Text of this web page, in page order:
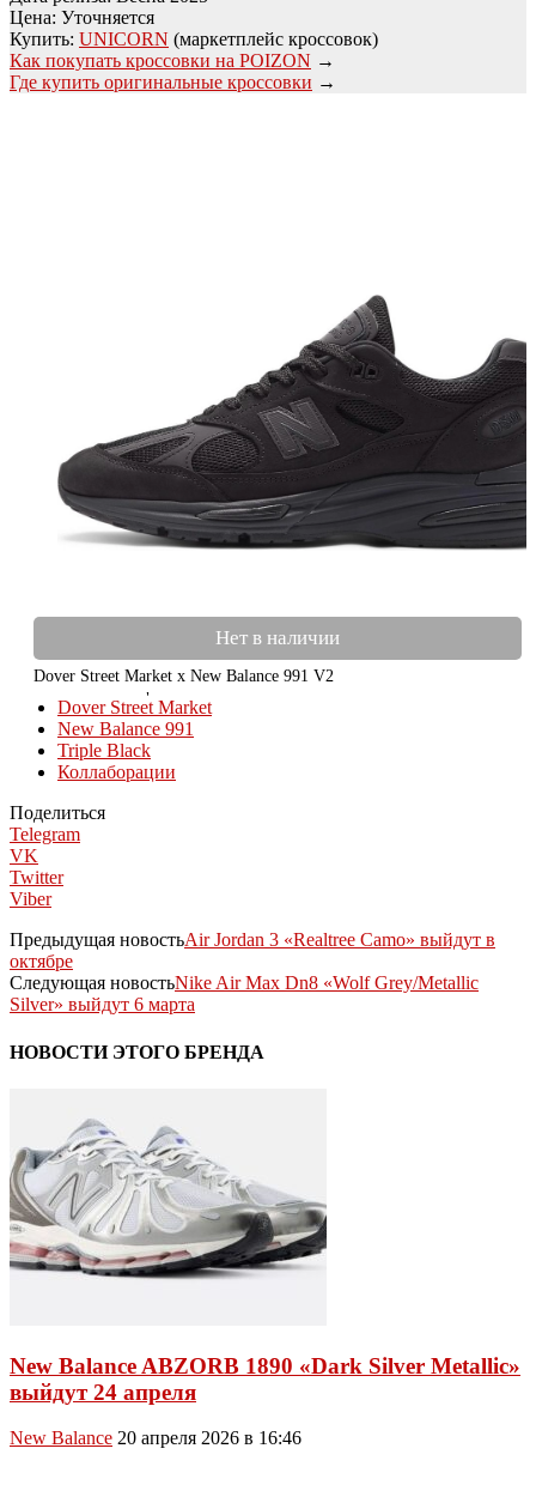
Цена: Уточняется
Купить: UNICORN (маркетплейс кроссовок)
Как покупать кроссовки на POIZON →
Где купить оригинальные кроссовки →
Dover Street Market x New Balance 991 V2
Нет в наличии
КОЛЛЕКЦИИ
Dover Street Market
New Balance 991
Triple Black
Коллаборации
Поделиться
Telegram
VK
Twitter
Viber
Предыдущая новостьAir Jordan 3 «Realtree Camo» выйдут в
октябре
Следующая новостьNike Air Max Dn8 «Wolf Grey/Metallic
Silver» выйдут 6 марта
НОВОСТИ ЭТОГО БРЕНДА
New Balance ABZORB 1890 «Dark Silver Metallic»
выйдут 24 апреля
New Balance 20 апреля 2026 в 16:46